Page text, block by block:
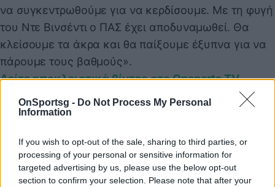
OnSportsg - Do Not Process My Personal
Information
If you wish to opt-out of the sale, sharing to third parties, or
processing of your personal or sensitive information for
targeted advertising by us, please use the below opt-out
section to confirm your selection. Please note that after your
να συγκεντρωθούμε για να κερδίσουμε. Με τη φυγή
του Ντε Βινσέντι ο ΠΑΣ έχει αποδυναμωθεί. Θα
κλείσουμε τα άκρα και θα παίξουμε έξυπνα για να
πάρουμε τους βαθμούς».
Δείτε αποκλειστικά βίντεο στο Onsports TV
νέο Mobile App